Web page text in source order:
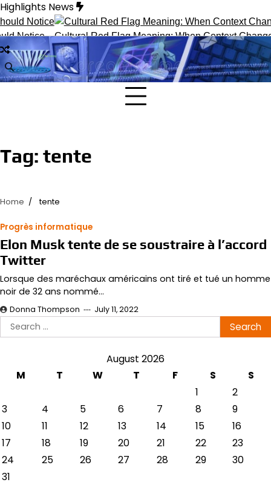
Skip
to
content
Highlights News
Notice Cultural Red Flag Meaning: When Context
Tag: tente
Home tente
Progrès informatique
Elon Musk tente de se soustraire à l’accord
Twitter
Lorsque des maréchaux américains ont tiré et tué un homme
noir de 32 ans nommé…
Donna Thompson July 11, 2022
Search
for:
August 2026
M
T W T F S
S
1
2
3
4 5 6 7 8
9
10
11 12 13 14 15
16
17
18 19 20 21 22
23
24
25 26 27 28 29
30
31